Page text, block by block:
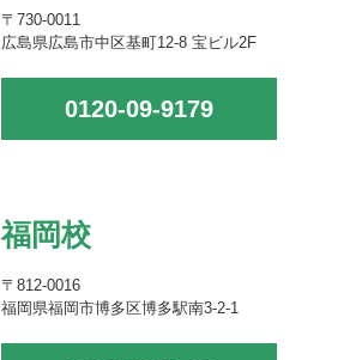
〒730-0011
広島県広島市中区基町12-8 宝ビル2F
0120-09-9179
福岡校
〒812-0016
福岡県福岡市博多区博多駅南3-2-1